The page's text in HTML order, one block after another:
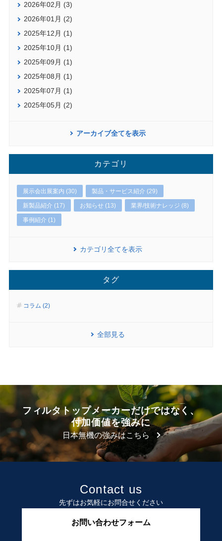
2026年02月 (3)
2026年01月 (2)
2025年12月 (1)
2025年10月 (1)
2025年09月 (1)
2025年08月 (1)
2025年07月 (1)
2025年05月 (2)
アーカイブ全てを表示
カテゴリ
展示会出展案内 (30) 製品・サービス紹介 (29)
新製品紹介 (17) お知らせ (13) 業界/技術ナレッジ (8)
事例紹介 (1)
カテゴリ全てを表示
タグ
コラム (2)
全部見る
フィルタトップメーカーだけではなく、
付加価値を強みに
日本無機の強みはこちら
Contact us
先ずはお気軽にお問合せください
お問い合わせフォーム